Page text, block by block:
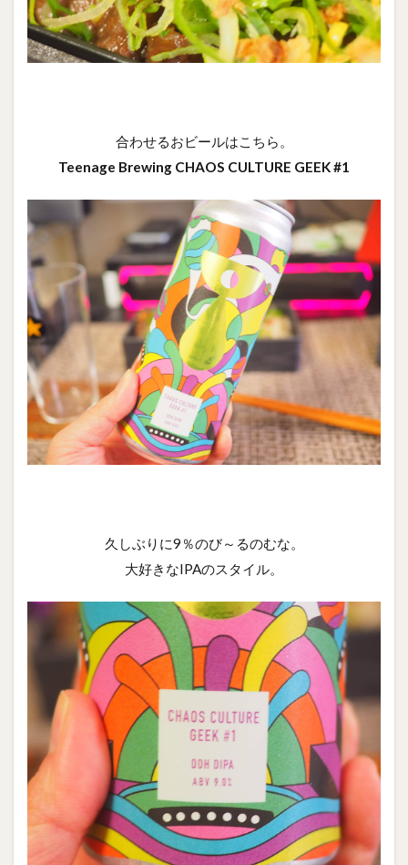
合わせるおビールはこちら。
Teenage Brewing CHAOS CULTURE GEEK #1
久しぶりに9％のび～るのむな。
大好きなIPAのスタイル。